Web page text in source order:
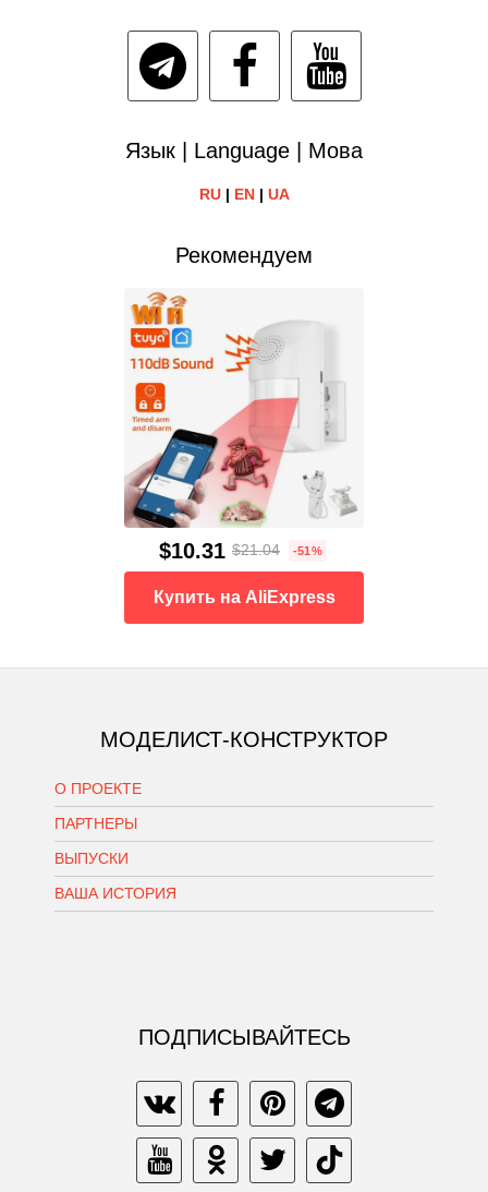
Язык | Language | Мова
RU| EN| UA
Рекомендуем
$10.31 $21.04 -51%
Купить на AliExpress
МОДЕЛИСТ-КОНСТРУКТОР
О ПРОЕКТЕ
ПАРТНЕРЫ
ВЫПУСКИ
ВАША ИСТОРИЯ
ПОДПИСЫВАЙТЕСЬ